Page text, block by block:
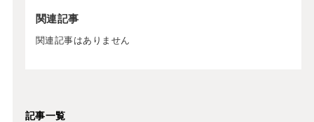
関連記事
関連記事はありません
記事一覧